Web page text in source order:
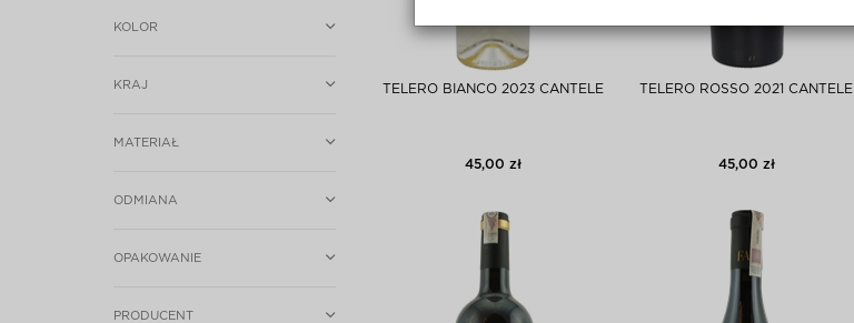
KOLOR
KRAJ
MATERIAŁ
ODMIANA
OPAKOWANIE
PRODUCENT
TELERO BIANCO 2023 CANTELE
45,00 zł
TELERO ROSSO 2021 CANTELE
45,00 zł